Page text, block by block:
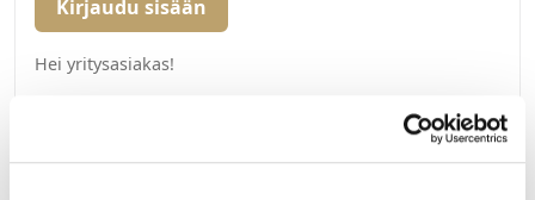
Kirjaudu sisään
Hei yritysasiakas!
mail@helatukku.com